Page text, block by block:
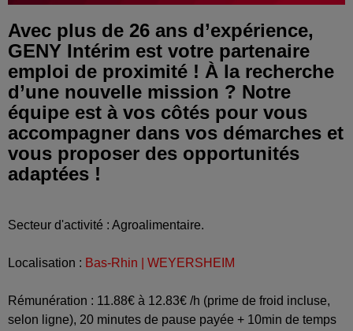
Avec plus de 26 ans d’expérience,
GENY Intérim est votre partenaire
emploi de proximité ! À la recherche
d’une nouvelle mission ? Notre
équipe est à vos côtés pour vous
accompagner dans vos démarches et
vous proposer des opportunités
adaptées !
Secteur d'activité : Agroalimentaire.
Localisation : Bas-Rhin | WEYERSHEIM
Rémunération : 11.88€ à 12.83€ /h (prime de froid incluse,
selon ligne), 20 minutes de pause payée + 10min de temps